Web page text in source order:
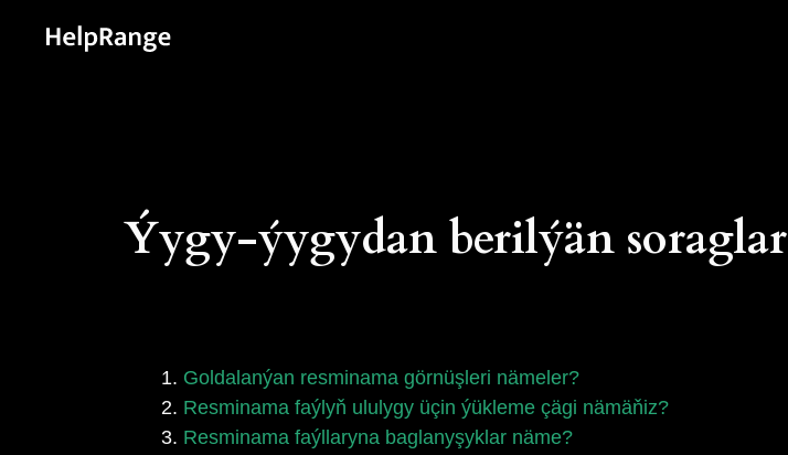
Ýygy-ýygydan berilýän soraglar
Goldalanýan resminama görnüşleri nämeler?
Resminama faýlyň ululygy üçin ýükleme çägi nämäňiz?
Resminama faýllaryna baglanyşyklar näme?